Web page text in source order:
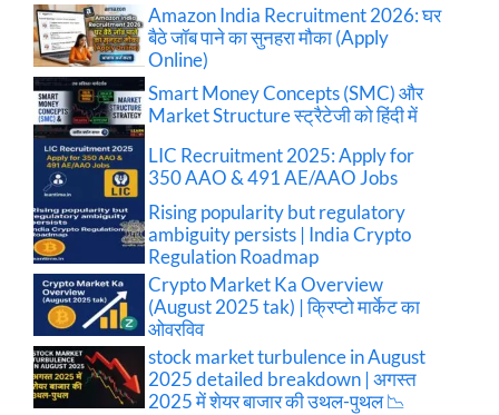
Amazon India Recruitment 2026: घर
बैठे जॉब पाने का सुनहरा मौका (Apply
Online)
Smart Money Concepts (SMC) और
Market Structure स्ट्रैटेजी को हिंदी में
LIC Recruitment 2025: Apply for
350 AAO & 491 AE/AAO Jobs
Rising popularity but regulatory
ambiguity persists | India Crypto
Regulation Roadmap
Crypto Market Ka Overview
(August 2025 tak) | क्रिप्टो मार्केट का
ओवरविव
stock market turbulence in August
2025 detailed breakdown | अगस्त
2025 में शेयर बाजार की उथल-पुथल 📉